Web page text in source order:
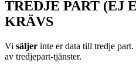
TREDJE PART (EJ
KRÄVS
Vi säljer inte er data till tredje
av tredjepart-tjänster.